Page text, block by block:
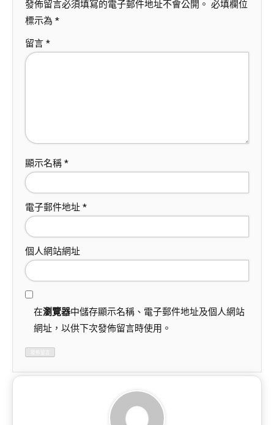
發佈留言必須填寫的電子郵件地址不會公開。 必填欄位
標示為 *
留言 *
顯示名稱 *
電子郵件地址 *
個人網站網址
在瀏覽器中儲存顯示名稱、電子郵件地址及個人網站
網址，以供下次發佈留言時使用。